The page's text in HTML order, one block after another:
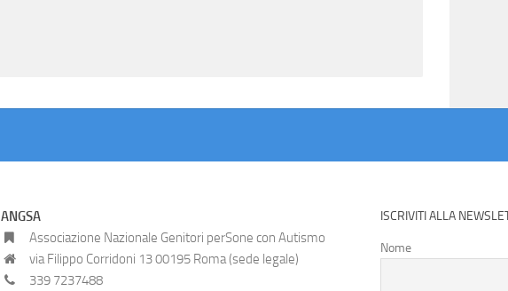
ANGSA
Associazione Nazionale Genitori perSone con Autismo
via Filippo Corridoni 13 00195 Roma (sede legale)
339 7237488
ISCRIVITI ALLA
Nome